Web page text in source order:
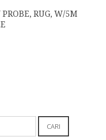
RUG, W/5M
CARI